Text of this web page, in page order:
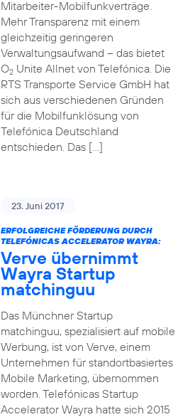
Mitarbeiter-Mobilfunkverträge.
Mehr Transparenz mit einem
gleichzeitig geringeren
Verwaltungsaufwand – das bietet
O2Unite Allnet von Telefónica. Die
RTS Transporte Service GmbH hat
sich aus verschiedenen Gründen
für die Mobilfunklösung von
Telefónica Deutschland
entschieden. Das […]
23. Juni 2017
ERFOLGREICHE FÖRDERUNG DURCH
TELEFÓNICAS ACCELERATOR WAYRA:
Verve übernimmt
Wayra Startup
matchinguu
Das Münchner Startup
matchinguu, spezialisiert auf mobile
Werbung, ist von Verve, einem
Unternehmen für standortbasiertes
Mobile Marketing, übernommen
worden. Telefónicas Startup
Accelerator Wayra hatte sich 2015